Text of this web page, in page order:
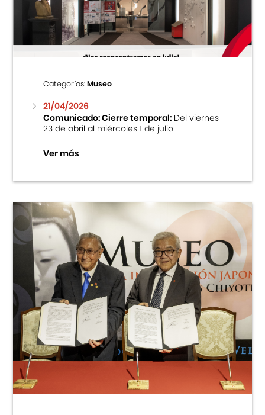
Centro Cultural Peruano Japonés
Museo de la Inmigración Japonesa
Fondo Editorial
Teatro Peruano Japonés
Categorías:Museo
21/04/2026
Comunicado: Cierre temporal:Del viernes
23 de abril al miércoles 1 de julio
Ver más